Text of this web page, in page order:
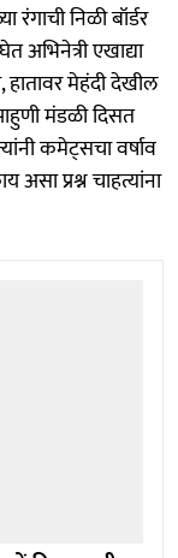
निळी बॉर्डर
अभिनेत्री एखाद्या
मेहंदी देखील
मंडळी दिसत
कमेट्सचा वर्षाव
प्रश्न चाहत्यांना